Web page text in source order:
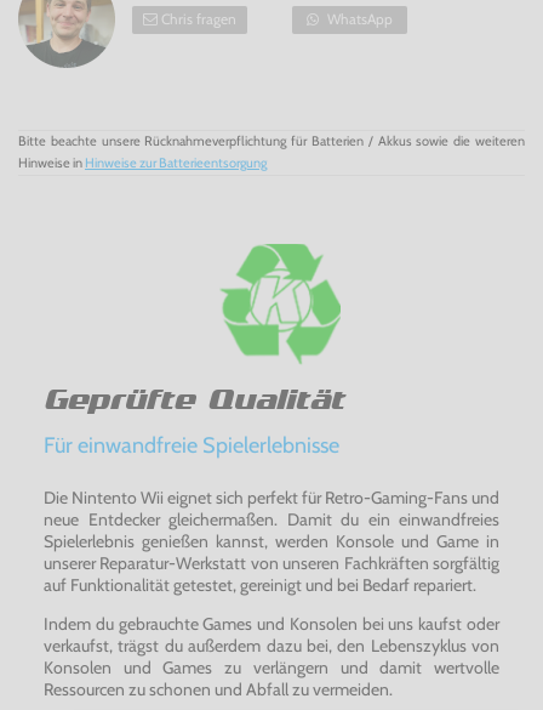
Chris fragen WhatsApp
Bitte beachte unsere Rücknahmeverpflichtung für Batterien / Akkus sowie die weiteren
Hinweise in Hinweise zur Batterieentsorgung
Geprüfte Qualität
Für einwandfreie Spielerlebnisse
Die Nintento Wii eignet sich perfekt für Retro-Gaming-Fans und
neue Entdecker gleichermaßen. Damit du ein einwandfreies
Spielerlebnis genießen kannst, werden Konsole und Game in
unserer Reparatur-Werkstatt von unseren Fachkräften sorgfältig
auf Funktionalität getestet, gereinigt und bei Bedarf repariert.
Indem du gebrauchte Games und Konsolen bei uns kaufst oder
verkaufst, trägst du außerdem dazu bei, den Lebenszyklus von
Konsolen und Games zu verlängern und damit wertvolle
Ressourcen zu schonen und Abfall zu vermeiden.